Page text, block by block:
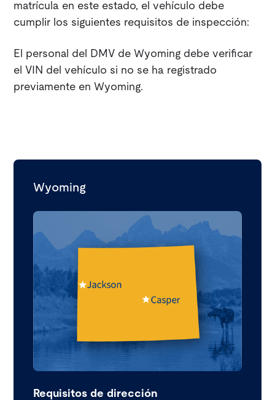
Wyoming
Requisitos de dirección
matrícula en este estado, el vehículo debe
cumplir los siguientes requisitos de inspección:
El personal del DMV de Wyoming debe verificar
el VIN del vehículo si no se ha registrado
previamente en Wyoming.